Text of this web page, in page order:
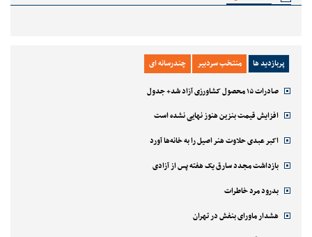
پربازدید ها منتخب سردبیر چندرسانه ای
صادرات ۱۵ محصول کشاورزی آزاد شد+ جدول
افزایش قیمت بنزین هنوز نهایی نشده است
اکبر عبدی حلاوت هنر اصیل را به خانه‌ها آورد
بازداشت مجدد سارق یک هفته پس از آزادی
بدرود مرد خاطرات
هشدار ماورای بنفش در تهران